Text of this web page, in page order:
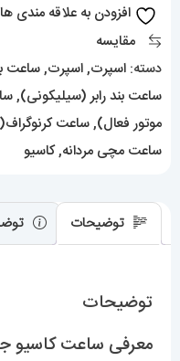
ابی
shock
gm-
عدد
افزودن به علاقه مندی ها
مقایسه
دسته: اسپرت,اسپرت,ساعت
ساعت بند رابر (سیلیکونی),
موتور فعال),ساعت
ساعت مچی مردانه,کاسیو
توضیحات
توضیحات
معرفی ساعت کاسیو